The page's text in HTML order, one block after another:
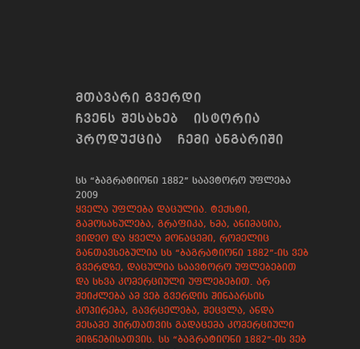
ᲛᲗᲐᲕᲐᲠᲘ ᲒᲕᲔᲠᲓᲘ
ᲩᲕᲔᲜᲡ ᲨᲔᲡᲐᲮᲔᲑ
ᲘᲡᲢᲝᲠᲘᲐ
ᲞᲠᲝᲓᲣᲥᲪᲘᲐ
ᲩᲔᲛᲘ ᲐᲜᲒᲐᲠᲘᲨᲘ
სს “ბაგრატიონი 1882” საავტორო უფლება
2009
ყველა უფლება დაცულია. ტექსტი,
გამოსახულება, გრაფიკა, ხმა, ანიმაცია,
ვიდეო და ყველა მონაცემი, რომელიც
განთავსებულია სს “ბაგრატიონი 1882”-ის ვებ
გვერდზე, დაცულია საავტორო უფლებებით
და სხვა კომერციული უფლებებით. არ
შეიძლება ამ ვებ გვერდის შინაარსის
კოპირება, გავრცელება, შეცვლა, ანდა
მესამე პირთათვის გადაცემა კომერციული
მიზნებისათვის. სს “ბაგრატიონი 1882”-ის ვებ